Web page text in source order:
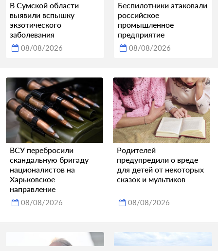
В Сумской области
выявили вспышку
экзотического
заболевания
08/08/2026
Беспилотники атаковали
российское
промышленное
предприятие
08/08/2026
ВСУ перебросили
скандальную бригаду
националистов на
Харьковское
направление
08/08/2026
Родителей
предупредили о вреде
для детей от некоторых
сказок и мультиков
08/08/2026